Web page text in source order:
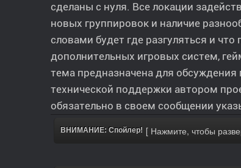
сделаны с нуля. Все локации
новых группировок и наличие
словами будет где разгуляться и
дополнительных игровых систем,
тема предназначена для
технической поддержки автором
обязательно в своем сообщении
ВНИМАНИЕ: Спойлер!